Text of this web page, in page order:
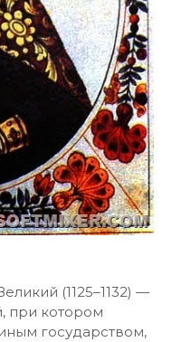
(1125–1132) —
при котором
государством,